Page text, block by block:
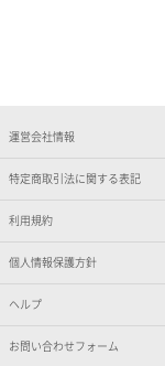
運営会社情報
特定商取引法に関する表記
利用規約
個人情報保護方針
ヘルプ
お問い合わせフォーム